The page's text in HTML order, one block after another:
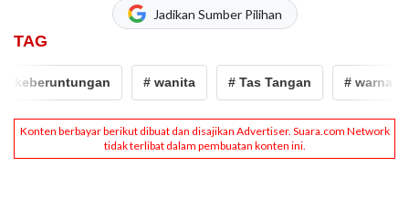
Jadikan Sumber Pilihan
TAG
# wanita # Tas Tangan # warna